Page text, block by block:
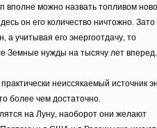
вполне можно назвать топливом
он его количество ничтожно. Зато
а учитывая его энергоотдачу, то
Земные нужды на тысячу лет
неиссякаемый источник
более чем достаточно.
на Луну, наоборот они желают